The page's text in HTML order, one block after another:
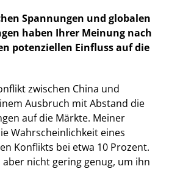
Spannungen und globalen
haben Ihrer Meinung nach
potenziellen Einfluss auf die
zwischen China und
Ausbruch mit Abstand die
auf die Märkte. Meiner
Wahrscheinlichkeit eines
Konflikts bei etwa 10 Prozent.
aber nicht gering genug, um ihn